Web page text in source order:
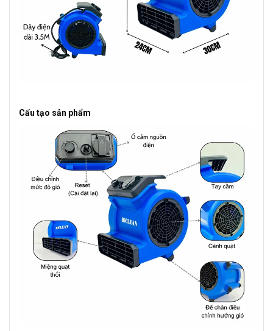
Cấu tạo sản phẩm